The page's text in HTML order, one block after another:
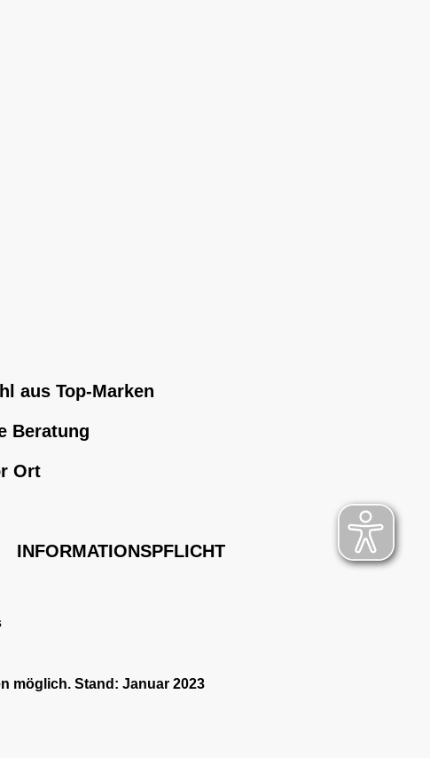
aus Top-Marken
Beratung
Ort
INFORMATIONSPFLICHT
möglich. Stand: Januar 2023